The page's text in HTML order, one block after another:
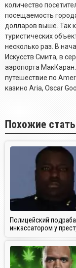
количество
посещаемость
долларов выше. Так
туристических
несколько раз. В
Искусств Смита, в
аэропорта
путешествие по
казино Aria, Oscar
Похожие
Полицейский
инкассатором у